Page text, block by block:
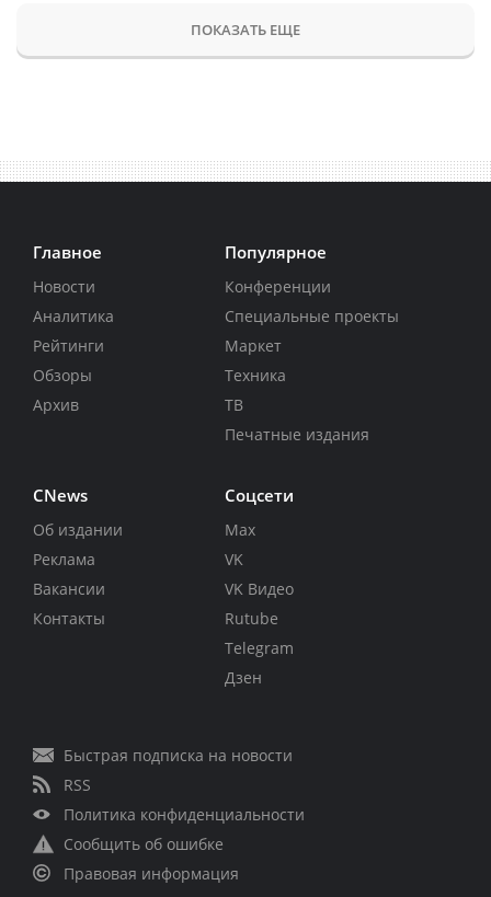
ПОКАЗАТЬ ЕЩЕ
Главное
Новости
Аналитика
Рейтинги
Обзоры
Архив
Популярное
Конференции
Специальные проекты
Маркет
Техника
ТВ
Печатные издания
CNews
Об издании
Реклама
Вакансии
Контакты
Соцсети
Max
VK
VK Видео
Rutube
Telegram
Дзен
Быстрая подписка на новости
RSS
Политика конфиденциальности
Сообщить об ошибке
Правовая информация